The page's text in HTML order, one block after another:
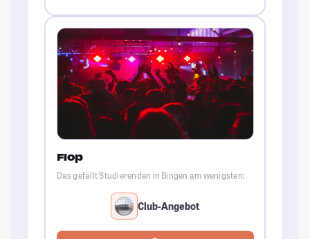
Flop
Das gefällt Studierenden in Bingen am wenigsten:
Club-Angebot